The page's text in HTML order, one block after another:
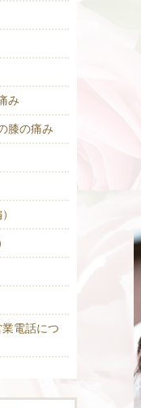
み
膝の痛み
電話につ